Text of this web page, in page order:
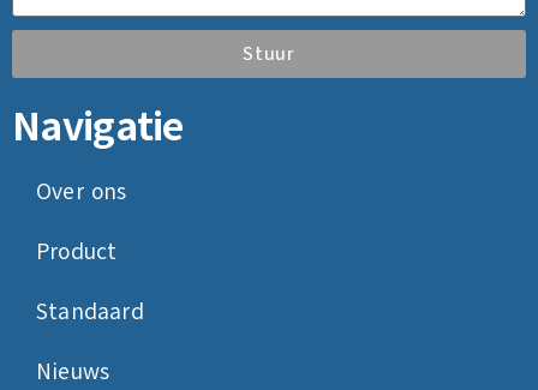
Stuur
Navigatie
Over ons
Product
Standaard
Nieuws